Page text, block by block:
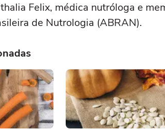
Felix, médica nutróloga e
de Nutrologia (ABRAN).